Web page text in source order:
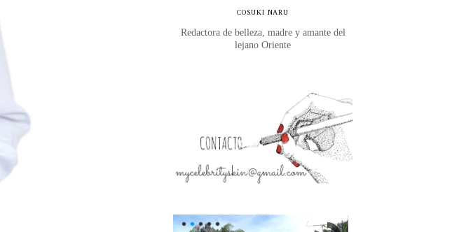
COSUKI NARU
Redactora de belleza, madre y amante del
lejano Oriente